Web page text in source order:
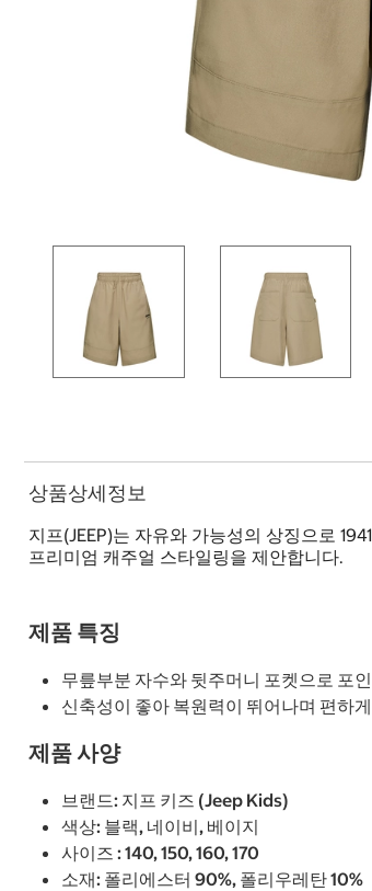
상품상세정보
지프(JEEP)는 자유와 가능성의 상징으로
프리미엄 캐주얼 스타일링을 제안합니다.
제품 특징
무릎부분 자수와 뒷주머니 포켓으로 포
신축성이 좋아 복원력이 뛰어나며 편하
제품 사양
브랜드: 지프 키즈 (Jeep Kids)
색상: 블랙, 네이비, 베이지
사이즈 : 140, 150, 160, 170
소재: 폴리에스터 90%, 폴리우레탄 10%